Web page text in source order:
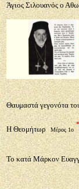
Άγιος Σιλουανός ο
Θαυμαστά γεγονότα
Η Θεομήτωρ Μέρος 1ο
Το κατά Μάρκον